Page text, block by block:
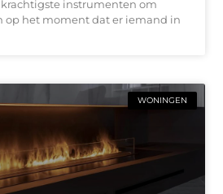
instrumenten om
op het moment dat er iemand in
WONINGEN